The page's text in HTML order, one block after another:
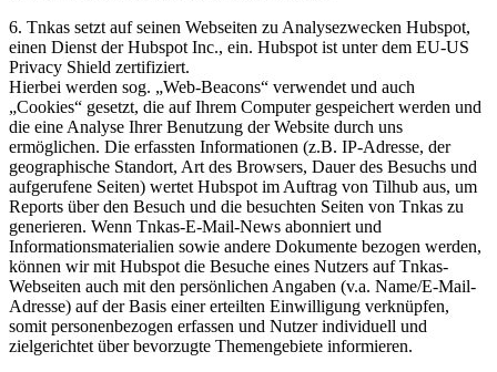
6. Tnkas setzt auf seinen Webseiten zu Analysezwecken Hubspot,
einen Dienst der Hubspot Inc., ein. Hubspot ist unter dem EU-US
Privacy Shield zertifiziert.
Hierbei werden sog. „Web-Beacons“ verwendet und auch
„Cookies“ gesetzt, die auf Ihrem Computer gespeichert werden und
die eine Analyse Ihrer Benutzung der Website durch uns
ermöglichen. Die erfassten Informationen (z.B. IP-Adresse, der
geographische Standort, Art des Browsers, Dauer des Besuchs und
aufgerufene Seiten) wertet Hubspot im Auftrag von Tilhub aus, um
Reports über den Besuch und die besuchten Seiten von Tnkas zu
generieren. Wenn Tnkas-E-Mail-News abonniert und
Informationsmaterialien sowie andere Dokumente bezogen werden,
können wir mit Hubspot die Besuche eines Nutzers auf Tnkas-
Webseiten auch mit den persönlichen Angaben (v.a. Name/E-Mail-
Adresse) auf der Basis einer erteilten Einwilligung verknüpfen,
somit personenbezogen erfassen und Nutzer individuell und
zielgerichtet über bevorzugte Themengebiete informieren.